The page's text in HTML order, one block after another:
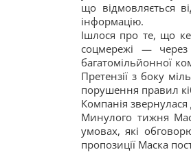
що відмовляється
інформацію.
Ішлося про те, що
соцмережі —
багатомільйонної
Претензії з боку
порушення правил
Компанія
Минулого тижня
умовах, які
пропозиції Маска